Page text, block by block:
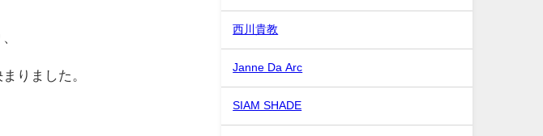
りました。
西川貴教
Janne Da Arc
SIAM SHADE